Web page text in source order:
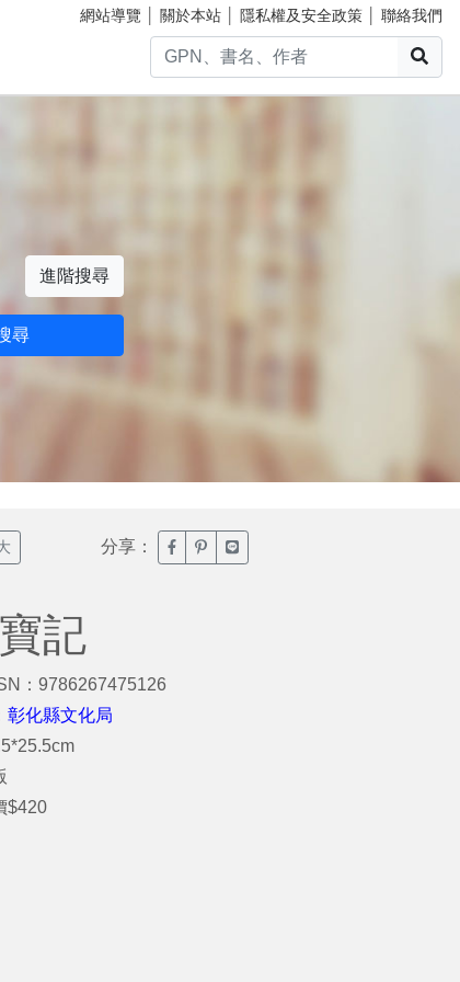
網站導覽 關於本站 隱私權及安全政策 聯絡我們
進階搜尋
尋
分享： 臉書分享(另開新視窗)
噗浪分享(另開新視窗)
Line分享(另開新視窗)
記
：9786267475126
彰化縣文化局
$420